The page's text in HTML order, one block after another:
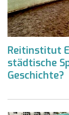
Reitinstitut
städtische
Geschichte?